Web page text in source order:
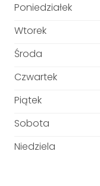
Poniedziałek
Wtorek
Środa
Czwartek
Piątek
Sobota
Niedziela